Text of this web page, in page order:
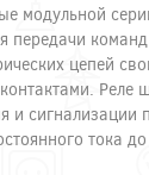
модульной
передачи
цепей
Реле
и сигнализации
тока